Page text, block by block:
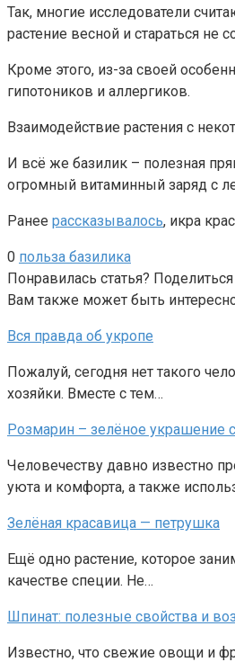
Так, многие исследователи
растение весной и стараться не
Кроме этого, из-за своей
гипотоников и аллергиков.
Взаимодействие растения с
И всё же базилик – полезная
огромный витаминный заряд с
Ранее рассказывалось, икра
0 польза базилика
Понравилась статья?
Вам также может быть
Вся правда об укропе
Пожалуй, сегодня нет такого
хозяйки. Вместе с тем…
Розмарин – зелёное украшение
Человечеству давно известно
уюта и комфорта, а также
Зелёная красавица — петрушка
Ещё одно растение, которое
качестве специи. Не…
Шпинат: полезные свойства и
Известно, что свежие овощи и